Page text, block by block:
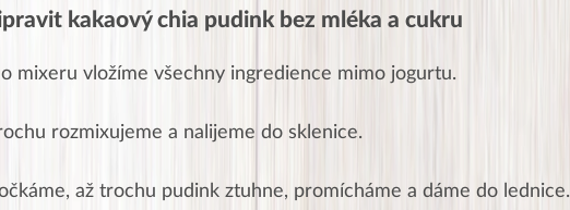
kakaový chia pudink bez mléka a cukru
mixeru vložíme všechny ingredience mimo jogurtu.
rozmixujeme a nalijeme do sklenice.
až trochu pudink ztuhne, promícháme a dáme do lednice.